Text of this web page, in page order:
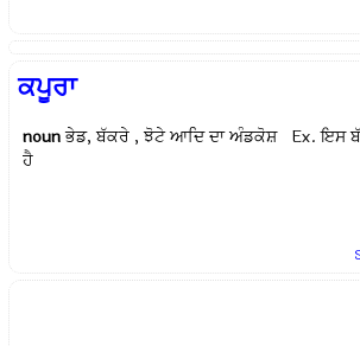
ਕਪੂਰਾ
noun ਭੇਡ, ਬੱਕਰੇ , ਝੋਟੇ ਆਦਿ ਦਾ ਅੰਡਕੋਸ਼ Ex.ਇਸ
ਹੈ